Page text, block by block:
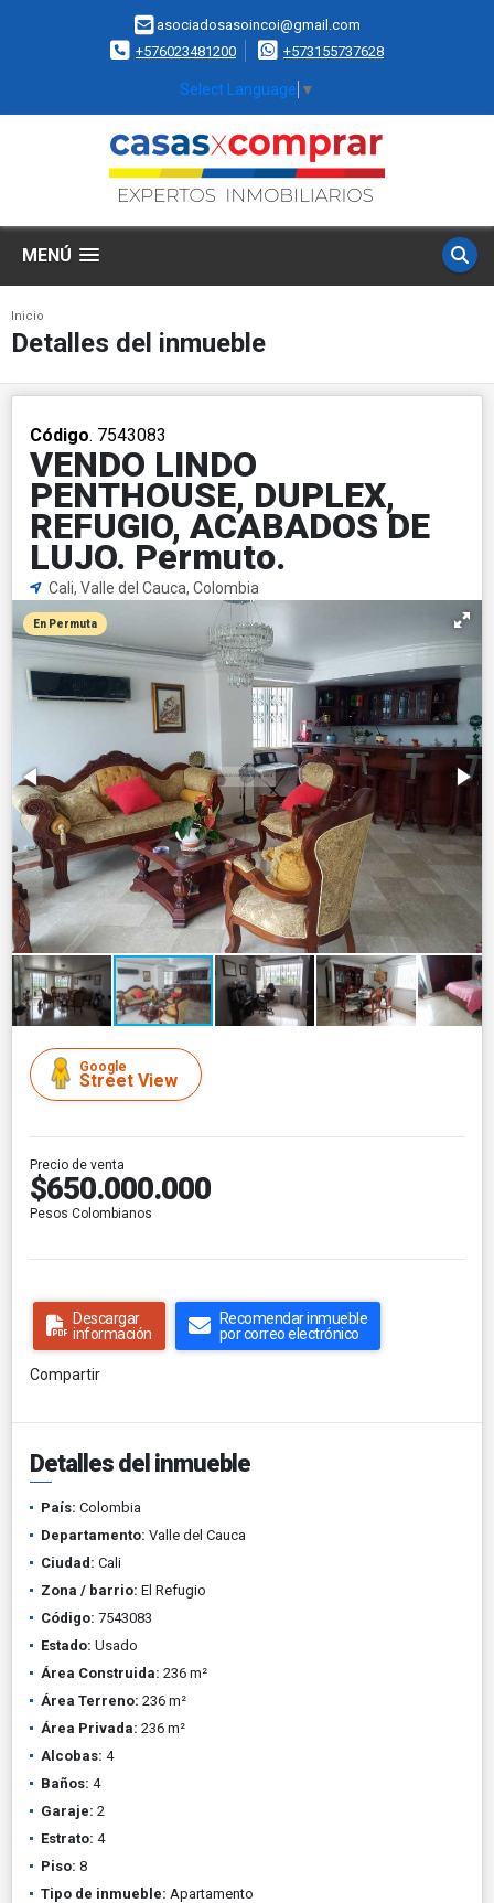
asociadosasoincoi@gmail.com
+576023481200
+573155737628
Select Language ▼
MENÚ
Inicio
Detalles del inmueble
Código. 7543083
VENDO LINDO
PENTHOUSE, DUPLEX,
REFUGIO, ACABADOS DE
LUJO. Permuto.
Cali, Valle del Cauca, Colombia
En Permuta
Google
Street View
Precio de venta
$650.000.000
Pesos Colombianos
Descargar
información
Recomendar inmueble
por correo electrónico
Compartir
Detalles del inmueble
País: Colombia
Departamento: Valle del Cauca
Ciudad: Cali
Zona / barrio: El Refugio
Código: 7543083
Estado: Usado
Área Construida: 236 m²
Área Terreno: 236 m²
Área Privada: 236 m²
Alcobas: 4
Baños: 4
Garaje: 2
Estrato: 4
Piso: 8
Tipo de inmueble: Apartamento